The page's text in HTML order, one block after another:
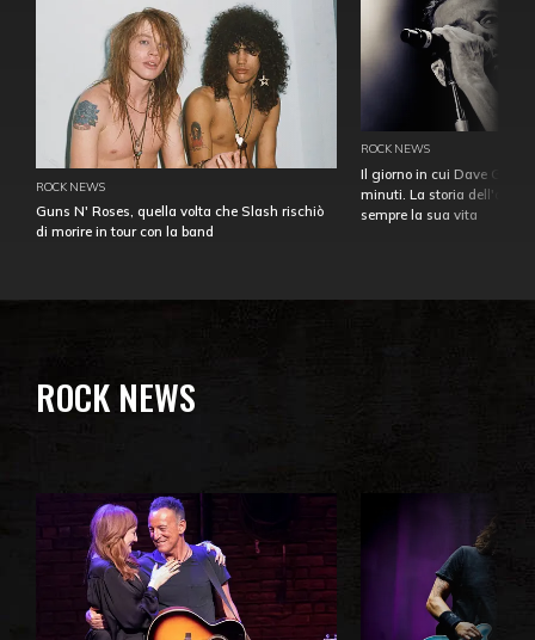
ROCK NEWS
Guns N' Roses, quella volta che Slash rischiò
di morire in tour con la band
ROCK NEWS
Il giorno in cui Dave
minuti. La storia
sempre la sua vita
ROCK NEWS